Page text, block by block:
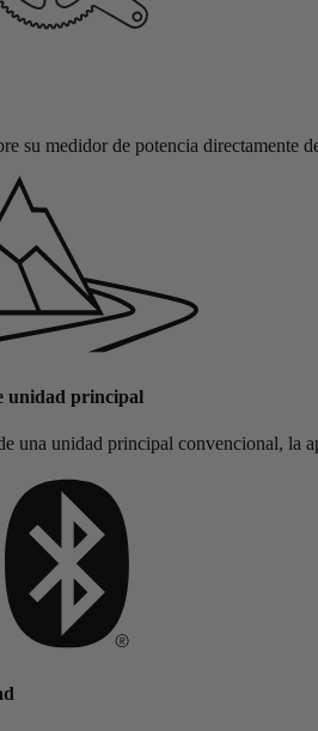
su medidor de potencia directamente
unidad principal
una unidad principal convencional, la